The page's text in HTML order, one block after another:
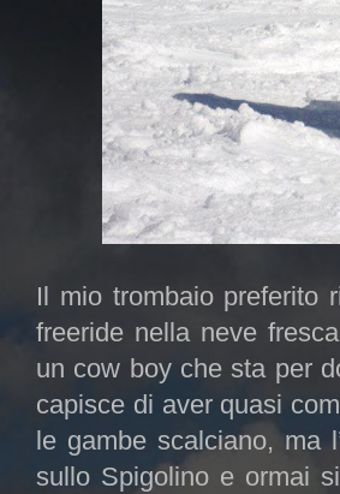
Il mio trombaio preferito
freeride nella neve
un cow boy che sta per
capisce di aver quasi
le gambe scalciano, ma
sullo Spigolino e ormai